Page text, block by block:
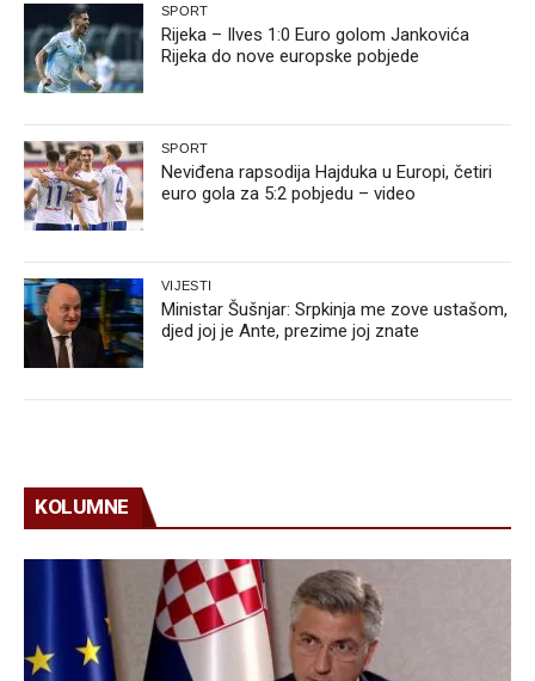
SPORT
Rijeka – Ilves 1:0 Euro golom Jankovića
Rijeka do nove europske pobjede
SPORT
Neviđena rapsodija Hajduka u Europi, četiri
euro gola za 5:2 pobjedu – video
VIJESTI
Ministar Šušnjar: Srpkinja me zove ustašom,
djed joj je Ante, prezime joj znate
KOLUMNE